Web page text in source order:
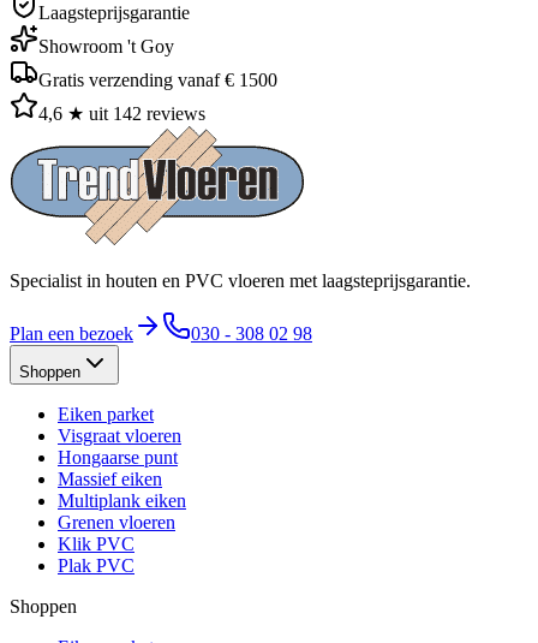
Laagsteprijsgarantie
Showroom 't Goy
Gratis verzending vanaf € 1500
4,6 ★ uit 142 reviews
Specialist in houten en PVC vloeren met laagsteprijsgarantie.
Plan een bezoek 030 - 308 02 98
Shoppen
Eiken parket
Visgraat vloeren
Hongaarse punt
Massief eiken
Multiplank eiken
Grenen vloeren
Klik PVC
Plak PVC
Shoppen